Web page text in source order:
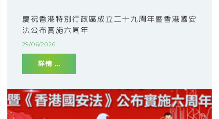
慶祝香港特別行政區成立二十九周年暨香港國安
法公布實施六周年
29/06/2026
詳情 ...